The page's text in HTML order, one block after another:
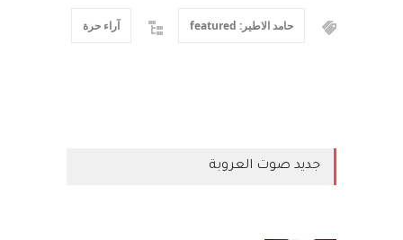
حامد الاطير: featured آراء حرة
جديد صوت العروبة